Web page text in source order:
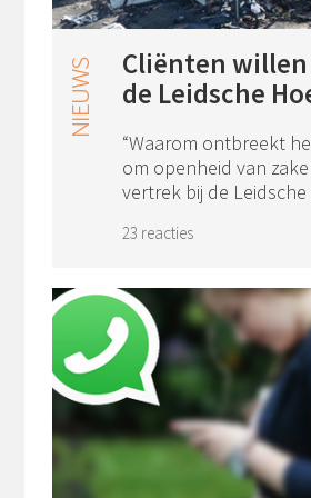
Cliënten
de Leidsche
“Waarom ontbreekt
om openheid van
vertrek bij de
kun je zo’n gedrag als
23 reacties